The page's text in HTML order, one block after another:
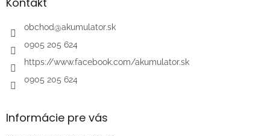
obchod@akumulator.sk
0905 205 624
https://www.facebook.com/akumulator.sk
0905 205 624
Informácie pre vás